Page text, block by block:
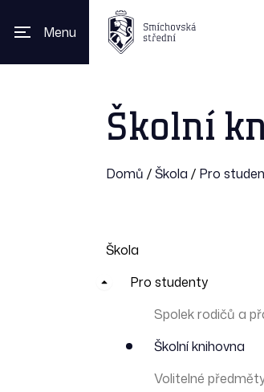
Menu
Školní
Domů /Škola / Pro
Škola
Pro studenty
Spolek rodičů a
Školní knihovna
Volitelné